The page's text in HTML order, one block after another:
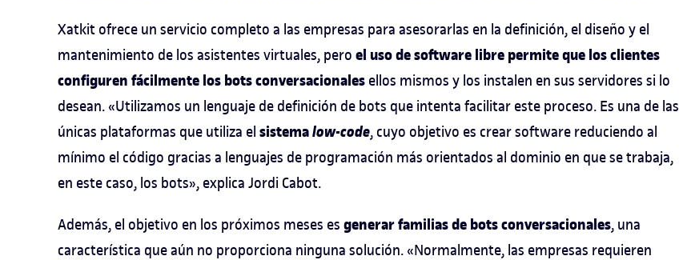
Xatkit ofrece un servicio completo a las empresas para asesorarlas en la definición, el diseño y el
mantenimiento de los asistentes virtuales, pero el uso de software libre permite que los clientes
configuren fácilmente los bots conversacionales ellos mismos y los instalen en sus servidores si lo
desean. «Utilizamos un lenguaje de definición de bots que intenta facilitar este proceso. Es una de las
únicas plataformas que utiliza el sistemalow-code, cuyo objetivo es crear software reduciendo al
mínimo el código gracias a lenguajes de programación más orientados al dominio en que se trabaja,
en este caso, los bots», explica Jordi Cabot.
Además, el objetivo en los próximos meses es generar familias de bots conversacionales, una
característica que aún no proporciona ninguna solución. «Normalmente, las empresas requieren